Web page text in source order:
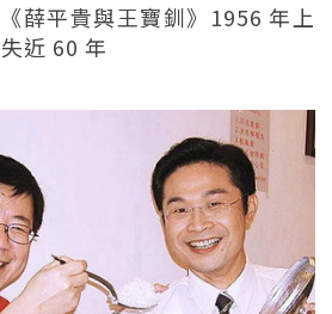
薛平貴與王寶釧》1956 年上
近 60 年